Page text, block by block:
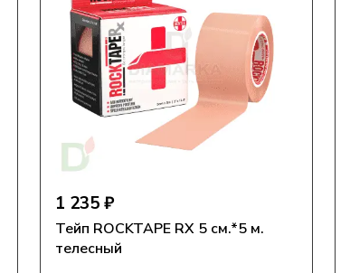
1 235 ₽
Тейп ROCKTAPE RX 5 см.*5 м.
телесный